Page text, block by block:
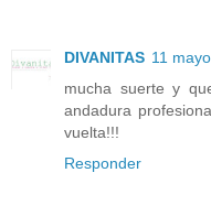
DIVANITAS 11
mucha suerte y
andadura
vuelta!!!
Responder